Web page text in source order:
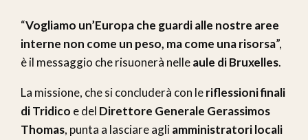
“Vogliamo un’Europa che guardi alle nostre aree
interne non come un peso, ma come una risorsa”,
è il messaggio che risuonerà nelleaule di Bruxelles.
La missione, che si concluderà con leriflessioni finali
di Tridico e del Direttore Generale Gerassimos
Thomas, punta a lasciare agliamministratori locali